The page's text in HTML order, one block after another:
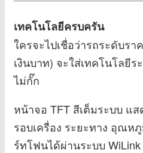
เทคโนโลยีครบครัน
ใครจะไปเชื่อว่ารถระดับร
เงินบาท) จะใส่เทคโนโลยี
ไม่กั๊ก
หน้าจอ TFT สีเต็มระบบ แ
รอบเครื่อง ระยะทาง อุณห
ร์ทโฟนได้ผ่านระบบ WiLink